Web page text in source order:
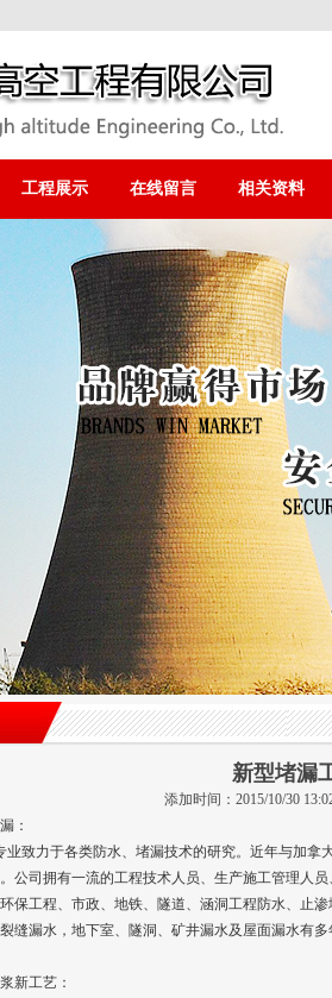
工程展示 在线留言 相关资料
新型堵漏
添加时间：2015/10/30
：
致力于各类防水、堵漏技术的研究。近年与加拿
公司拥有一流的工程技术人员、生产施工管理人
保工程、市政、地铁、隧道、涵洞工程防水、止
缝漏水，地下室、隧洞、矿井漏水及屋面漏水有
新工艺：